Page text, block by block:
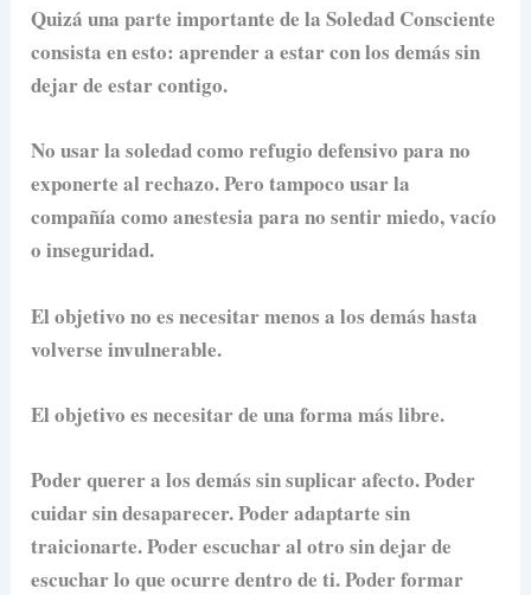
Quizá una parte importante de la Soledad Consciente
consista en esto: aprender a estar con los demás sin
dejar de estar contigo.
No usar la soledad como refugio defensivo para no
exponerte al rechazo. Pero tampoco usar la
compañía como anestesia para no sentir miedo, vacío
o inseguridad.
El objetivo no es necesitar menos a los demás hasta
volverse invulnerable.
El objetivo es necesitar de una forma más libre.
Poder querer a los demás sin suplicar afecto. Poder
cuidar sin desaparecer. Poder adaptarte sin
traicionarte. Poder escuchar al otro sin dejar de
escuchar lo que ocurre dentro de ti. Poder formar